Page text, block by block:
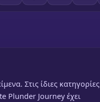
Στις ίδιες κατηγορίες
Plunder Journey έχει